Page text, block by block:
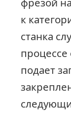
к
станка
подает